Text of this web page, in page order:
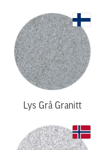
Lys Grå Granitt